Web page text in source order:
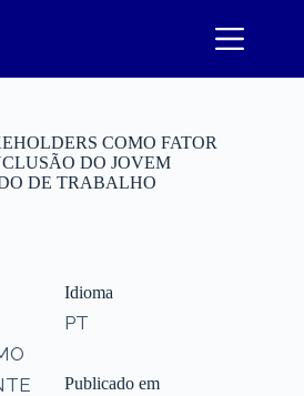
COMO FATOR
DO JOVEM
DE TRABALHO
Idioma
PT
Publicado em